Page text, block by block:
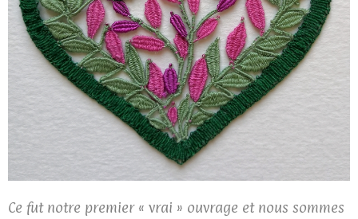
Ce fut notre premier « vrai » ouvrage et nous sommes